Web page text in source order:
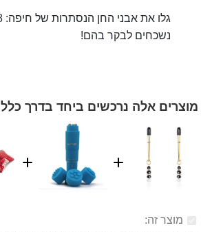
נשכחים לבקר בהם!
מוצרים אלה נרכשים ביחד בדרך כלל
מוצר זה: